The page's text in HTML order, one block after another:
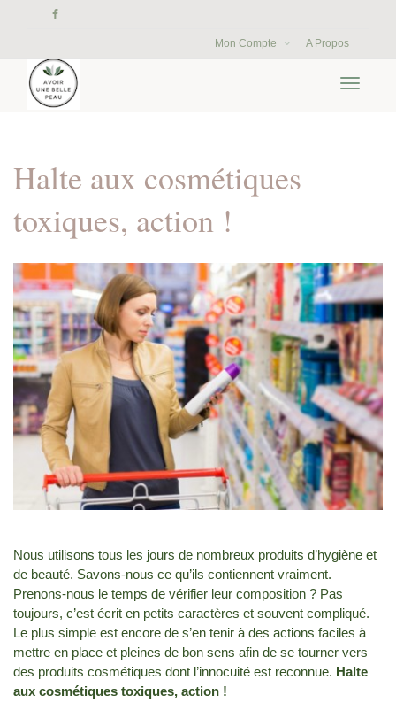
Mon Compte A Propos
Halte aux cosmétiques
toxiques, action !
Nous utilisons tous les jours de nombreux produits d’hygiène et
de beauté. Savons-nous ce qu’ils contiennent vraiment.
Prenons-nous le temps de vérifier leur composition ? Pas
toujours, c’est écrit en petits caractères et souvent compliqué.
Le plus simple est encore de s’en tenir à des actions faciles à
mettre en place et pleines de bon sens afin de se tourner vers
des produits cosmétiques dont l’innocuité est reconnue. Halte
aux cosmétiques toxiques, action !